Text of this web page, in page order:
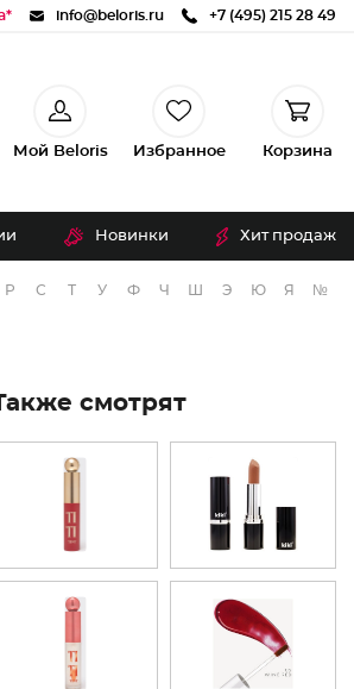
info@beloris.ru +7 (495) 215 28 49
Мой Beloris Избранное Корзина
Новинки Хит продаж
Р С Т У Ф Ч Э Ю Я №
смотрят